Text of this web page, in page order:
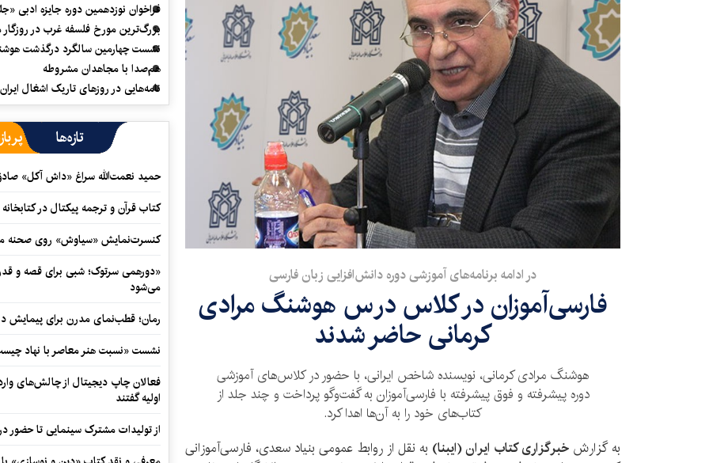
​در ادامه برنامه‌های آموزشی دوره دانش‌افزایی زبان فارسی
فارسی‌آموزان در کلاس درس هوشنگ مرادی
کرمانی حاضر شدند
هوشنگ مرادی کرمانی، نویسنده شاخص ایرانی، با حضور در کلاس‌های آموزشی
دوره پیشرفته و فوق پیشرفته با فارسی‌آموزان به گفت‌وگو پرداخت و چند جلد از
کتاب‌های خود را به آن‌ها اهدا کرد.
به گزارشخبرگزاری کتاب ایران (ایبنا) به نقل از روابط عمومی بنیاد سعدی، فارسی‌آموزانی
فراخوان نوزدهمین دوره جایزه ادبی
بزرگ‌ترین مورخ فلسفه غرب در روزگار
نشست چهارمین سالگرد درگذشت
هم‌صدا با مجاهدان مشروطه
نامه‌هایی در روزهای تاریک اشغال ایران
تازه‌ها
حمید نعمت‌‏الله سراغ «داش آکل»
کتاب قرآن و ترجمه پیکتال در
کنسرت‌نمایش «سیاوش» روی صحنه
«دورهمی سرتوک؛ شبی برای قصه و
می‌شود
رمان؛ قطب‌نمای مدرن برای پیمایش
نشست «نسبت هنر معاصر با نهاد
فعالان چاپ دیجیتال از چالش‌های
اولیه گفتند
از تولیدات مشترک سینمایی تا حضور